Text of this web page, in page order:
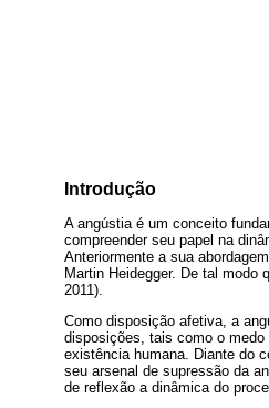
Introdução
A angústia é um conceito
compreender seu papel na
Anteriormente a sua
Martin Heidegger. De tal modo
2011).
Como disposição afetiva, a
disposições, tais como o
existência humana. Diante do
seu arsenal de supressão da
de reflexão a dinâmica do